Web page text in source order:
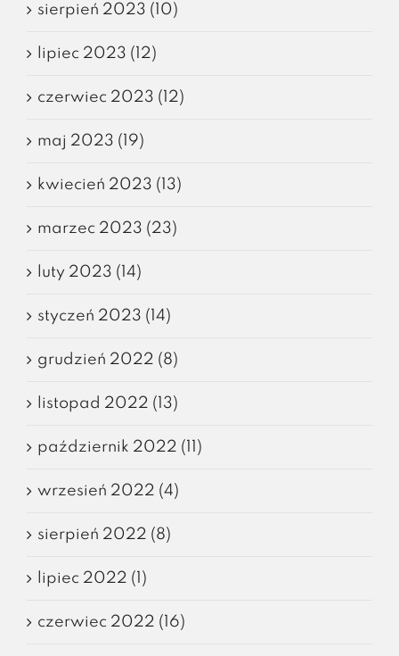
sierpień 2023 (10)
lipiec 2023 (12)
czerwiec 2023 (12)
maj 2023 (19)
kwiecień 2023 (13)
marzec 2023 (23)
luty 2023 (14)
styczeń 2023 (14)
grudzień 2022 (8)
listopad 2022 (13)
październik 2022 (11)
wrzesień 2022 (4)
sierpień 2022 (8)
lipiec 2022 (1)
czerwiec 2022 (16)